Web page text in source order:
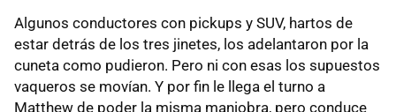
Algunos conductores con pickups y SUV, hartos de
estar detrás de los tres jinetes, los adelantaron por la
cuneta como pudieron. Pero ni con esas los supuestos
vaqueros se movían. Y por fin le llega el turno a
Matthew de poder la misma maniobra, pero conduce